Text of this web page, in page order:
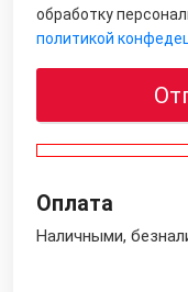
обработку
политикой
Оплата
Наличными,